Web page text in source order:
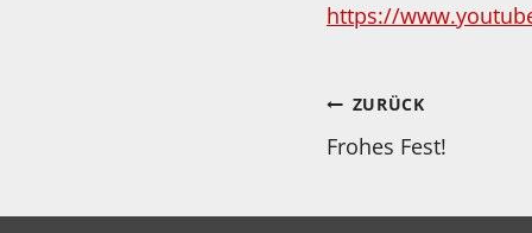
https://
ZURÜCK
Frohes Fest!